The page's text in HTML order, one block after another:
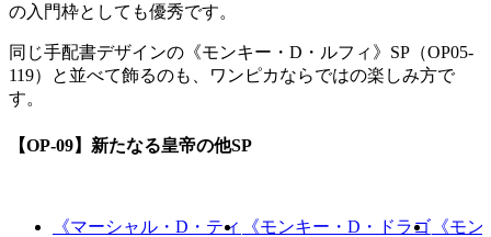
の入門枠としても優秀です。
同じ手配書デザインの《モンキー・D・ルフィ》SP（OP05-
119）と並べて飾るのも、ワンピカならではの楽しみ方で
す。
【OP-09】新たなる皇帝の他SP
《マーシャル・D・ティ
《モンキー・D・ドラゴ 《モ